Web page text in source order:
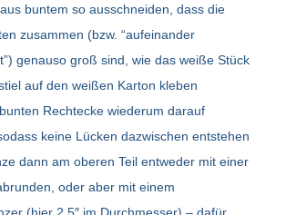
buntem so ausschneiden, dass die
zusammen (bzw. “aufeinander
genauso groß sind, wie das weiße Stück
auf den weißen Karton kleben
Rechtecke wiederum darauf
keine Lücken dazwischen entstehen
dann am oberen Teil entweder mit einer
oder aber mit einem
(hier 2,5″ im Durchmesser) – dafür